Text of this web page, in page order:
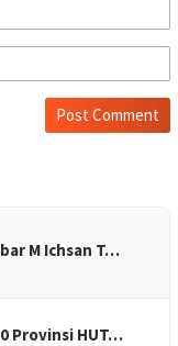
M Ichsan T…
Provinsi HUT…